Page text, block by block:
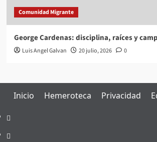
Comunidad Migrante
George Cardenas: disciplina, raíces y
Luis Angel Galvan 20 julio, 2026 0
Inicio Hemeroteca Privacidad
Inicio
Hemeroteca